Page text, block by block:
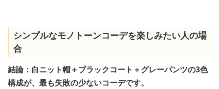
シンプルなモノトーンコーデを楽しみたい人の場
合
結論：白ニット帽＋ブラックコート＋グレーパンツの3色
構成が、最も失敗の少ないコーデです。